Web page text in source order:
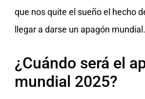
que nos quite el sueño el hecho
llegar a darse un apagón mundial.
¿Cuándo será el
mundial 2025?